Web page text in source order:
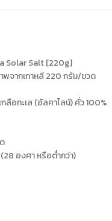
Solar Salt [220g]
พจากเกาหลี 220 กรัม/ขวด
ลือทะเล (อัลคาไลน์) คั่ว 100%
องศา หรือต่ำกว่า)